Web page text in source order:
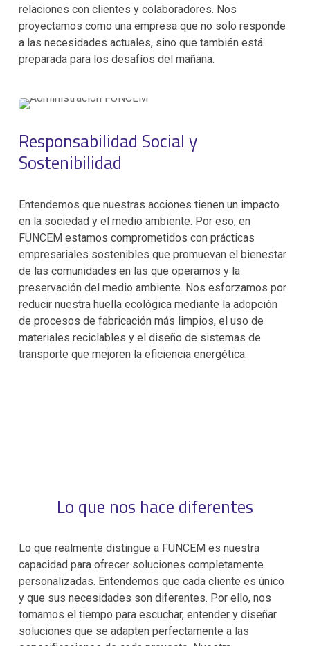
Responsabilidad Social y
Sostenibilidad
Entendemos que nuestras acciones tienen un impacto
en la sociedad y el medio ambiente. Por eso, en
FUNCEM estamos comprometidos con prácticas
empresariales sostenibles que promuevan el bienestar
de las comunidades en las que operamos y la
preservación del medio ambiente. Nos esforzamos por
reducir nuestra huella ecológica mediante la adopción
de procesos de fabricación más limpios, el uso de
materiales reciclables y el diseño de sistemas de
transporte que mejoren la eficiencia energética.
relaciones con clientes y colaboradores. Nos
proyectamos como una empresa que no solo responde
a las necesidades actuales, sino que también está
preparada para los desafíos del mañana.
Lo que nos hace diferentes
Lo que realmente distingue a FUNCEM es nuestra
capacidad para ofrecer soluciones completamente
personalizadas. Entendemos que cada cliente es único
y que sus necesidades son diferentes. Por ello, nos
tomamos el tiempo para escuchar, entender y diseñar
soluciones que se adapten perfectamente a las